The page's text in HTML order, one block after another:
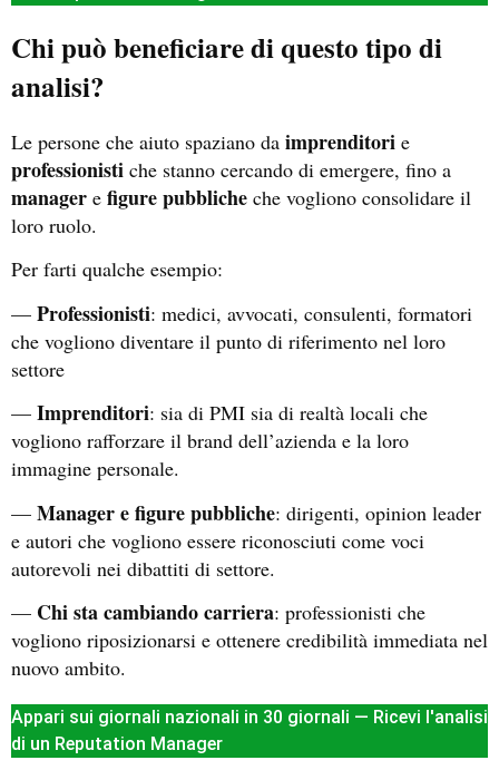
Chi può beneficiare di questo tipo di
analisi?
Le persone che aiuto spaziano da imprenditori e
professionisti che stanno cercando di emergere, fino a
manager e figure pubbliche che vogliono consolidare il
loro ruolo.
Per farti qualche esempio:
— Professionisti: medici, avvocati, consulenti, formatori
che vogliono diventare il punto di riferimento nel loro
settore
— Imprenditori: sia di PMI sia di realtà locali che
vogliono rafforzare il brand dell’azienda e la loro
immagine personale.
— Manager e figure pubbliche: dirigenti, opinion leader
e autori che vogliono essere riconosciuti come voci
autorevoli nei dibattiti di settore.
— Chi sta cambiando carriera: professionisti che
vogliono riposizionarsi e ottenere credibilità immediata nel
nuovo ambito.
Appari sui giornali nazionali in 30 giornali — Ricevi l'analisi
di un Reputation Manager